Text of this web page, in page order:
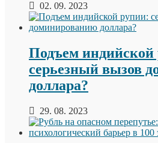
02. 09. 2023
Подъем индийской
серьезный вызов
доллара?
29. 08. 2023